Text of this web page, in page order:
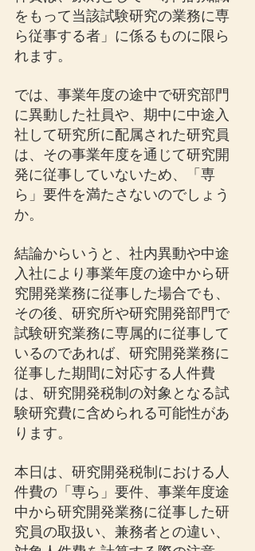
をもって当該試験研究の業務に専
ら従事する者」に係るものに限ら
れます。
では、事業年度の途中で研究部門
に異動した社員や、期中に中途入
社して研究所に配属された研究員
は、その事業年度を通じて研究開
発に従事していないため、「専
ら」要件を満たさないのでしょう
か。
結論からいうと、社内異動や中途
入社により事業年度の途中から研
究開発業務に従事した場合でも、
その後、研究所や研究開発部門で
試験研究業務に専属的に従事して
いるのであれば、研究開発業務に
従事した期間に対応する人件費
は、研究開発税制の対象となる試
験研究費に含められる可能性があ
ります。
本日は、研究開発税制における人
件費の「専ら」要件、事業年度途
中から研究開発業務に従事した研
究員の取扱い、兼務者との違い、